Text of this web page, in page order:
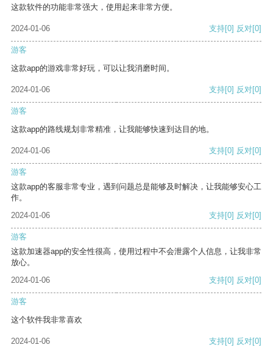
这款软件的功能非常强大，使用起来非常方便。
2024-01-06 支持[0] 反对[0]
游客
这款app的游戏非常好玩，可以让我消磨时间。
2024-01-06 支持[0] 反对[0]
游客
这款app的路线规划非常精准，让我能够快速到达目的地。
2024-01-06 支持[0] 反对[0]
游客
这款app的客服非常专业，遇到问题总是能够及时解决，让我能够安心工
作。
2024-01-06
支持[0] 反对[0]
游客
这款加速器app的安全性很高，使用过程中不会泄露个人信息，让我非常
放心。
2024-01-06
支持[0] 反对[0]
游客
这个软件我非常喜欢
2024-01-06 支持[0] 反对[0]